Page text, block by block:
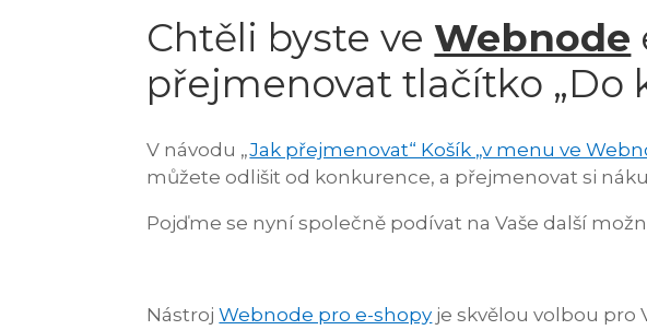
Chtěli byste ve Webnode
přejmenovat tlačítko „Do
V návodu „Jak přejmenovat“ Košík „v menu ve
můžete odlišit od konkurence, a přejmenovat si
Pojďme se nyní společně podívat na Vaše další
NástrojWebnode pro e-shopy je skvělou volbou pro